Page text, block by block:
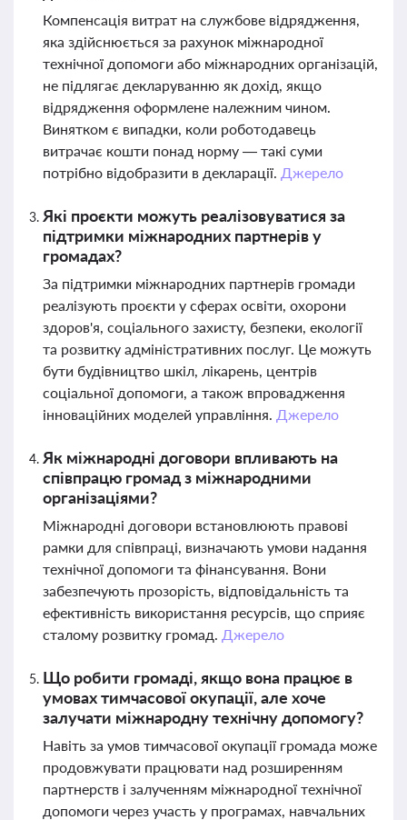
Компенсація витрат на службове відрядження,
яка здійснюється за рахунок міжнародної
технічної допомоги або міжнародних організацій,
не підлягає декларуванню як дохід, якщо
відрядження оформлене належним чином.
Винятком є випадки, коли роботодавець
витрачає кошти понад норму — такі суми
потрібно відобразити в декларації. Джерело
Які проєкти можуть реалізовуватися за
підтримки міжнародних партнерів у
громадах?
За підтримки міжнародних партнерів громади
реалізують проєкти у сферах освіти, охорони
здоров'я, соціального захисту, безпеки, екології
та розвитку адміністративних послуг. Це можуть
бути будівництво шкіл, лікарень, центрів
соціальної допомоги, а також впровадження
інноваційних моделей управління. Джерело
Як міжнародні договори впливають на
співпрацю громад з міжнародними
організаціями?
Міжнародні договори встановлюють правові
рамки для співпраці, визначають умови надання
технічної допомоги та фінансування. Вони
забезпечують прозорість, відповідальність та
ефективність використання ресурсів, що сприяє
сталому розвитку громад. Джерело
Що робити громаді, якщо вона працює в
умовах тимчасової окупації, але хоче
залучати міжнародну технічну допомогу?
Навіть за умов тимчасової окупації громада може
продовжувати працювати над розширенням
партнерств і залученням міжнародної технічної
допомоги через участь у програмах, навчальних